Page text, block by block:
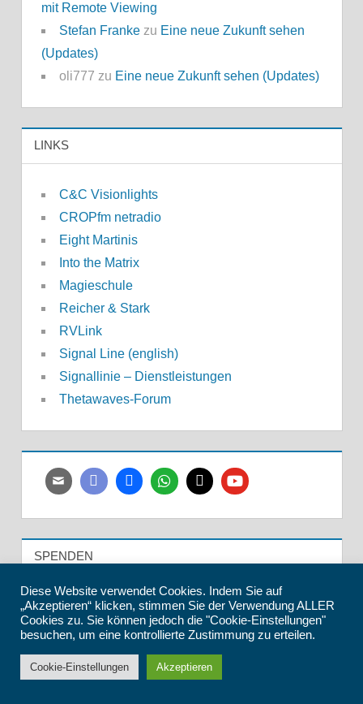
mit Remote Viewing
Stefan Frankezu Eine neue Zukunft sehen
(Updates)
oli777 zu Eine neue Zukunft sehen (Updates)
LINKS
C&C Visionlights
CROPfm netradio
Eight Martinis
Into the Matrix
Magieschule
Reicher & Stark
RVLink
Signal Line (english)
Signallinie – Dienstleistungen
Thetawaves-Forum
SPENDEN
Unterstützungsmöglichkeit für die Förderung und
Weiterentwicklung unserer Remote Viewing-
Diese Website verwendet Cookies. Indem Sie auf
„Akzeptieren“ klicken, stimmen Sie der Verwendung ALLER
Cookies zu. Sie können jedoch die "Cookie-Einstellungen"
besuchen, um eine kontrollierte Zustimmung zu erteilen.
Cookie-Einstellungen Akzeptieren